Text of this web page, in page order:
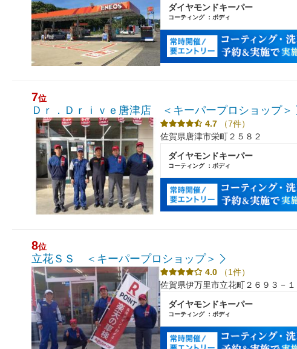
ダイヤモンドキーパー
コーティング ：ボディ
7位
Ｄｒ．Ｄｒｉｖｅ唐津店 ＜キーパープロショップ＞
4.7
（7件）
佐賀県唐津市栄町２５８２
ダイヤモンドキーパー
コーティング ：ボディ
8位
立花ＳＳ ＜キーパープロショップ＞
4.0
（1件）
佐賀県伊万里市立花町２６９３－１
ダイヤモンドキーパー
コーティング ：ボディ